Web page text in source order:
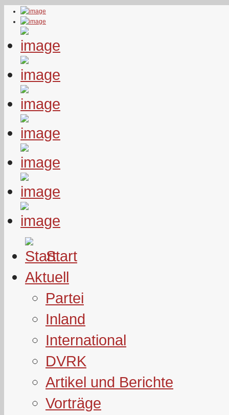
Start
Aktuell
Partei
Inland
International
DVRK
Artikel und Berichte
Vorträge